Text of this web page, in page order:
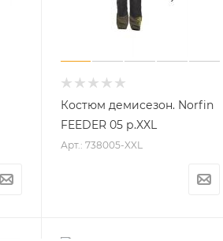
Костюм демисезон. Norfin
FEEDER 05 р.XXL
Арт.: 738005-XXL